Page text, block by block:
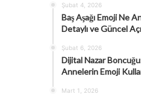
Şubat 4, 2026
Baş Aşağı Emoji Ne
Detaylı ve Güncel
Şubat 6, 2026
Dijital Nazar
Annelerin Emoji
Mart 1, 2026